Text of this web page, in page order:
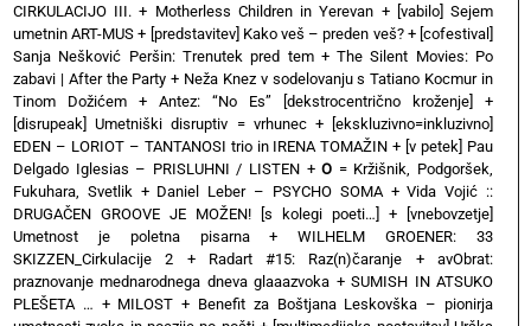
CIRKULACIJO III. + Motherless Children in Yerevan + [vabilo] Sejem
umetnin ART-MUS + [predstavitev] Kako veš – preden veš?+ [cofestival]
Sanja Nešković Peršin: Trenutek pred tem+The Silent Movies: Po
zabavi | After the Party + Neža Knez v sodelovanju s Tatiano Kocmur in
Tinom Dožićem + Antez: “No Es” [dekstrocentrično kroženje]
+
[disrupeak] Umetniški disruptiv = vrhunec+
[ekskluzivno=inkluzivno]
EDEN – LORIOT – TANTANOSI trio in IRENA TOMAŽIN + [v petek] Pau
Delgado Iglesias – PRISLUHNI / LISTEN +O = Kržišnik, Podgoršek,
Fukuhara, Svetlik + Daniel Leber – PSYCHO SOMA+Vida Vojić ::
DRUGAČEN GROOVE JE MOŽEN! [s kolegi poeti…]
+
[vnebovzetje]
Umetnost je poletna pisarna+WILHELM GROENER: 33
SKIZZEN_Cirkulacije 2 + Radart #15: Raz(n)čaranje +avObrat:
praznovanje mednarodnega dneva glaaazvoka +SUMISH IN ATSUKO
PLEŠETA … + MILOST + Benefit za Boštjana Leskovška – pionirja